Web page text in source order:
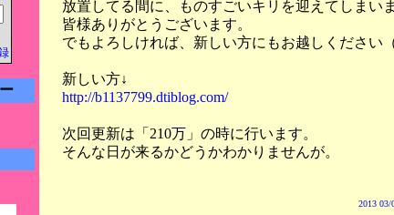
放置してる間に、ものすごいキリを迎えてしまい
皆様ありがとうございます。
でもよろしければ、新しい方にもお越しください
新しい方↓
http://b1137799.dtiblog.com/
次回更新は「210万」の時に行います。
そんな日が来るかどうかわかりませんが。
2013 03/